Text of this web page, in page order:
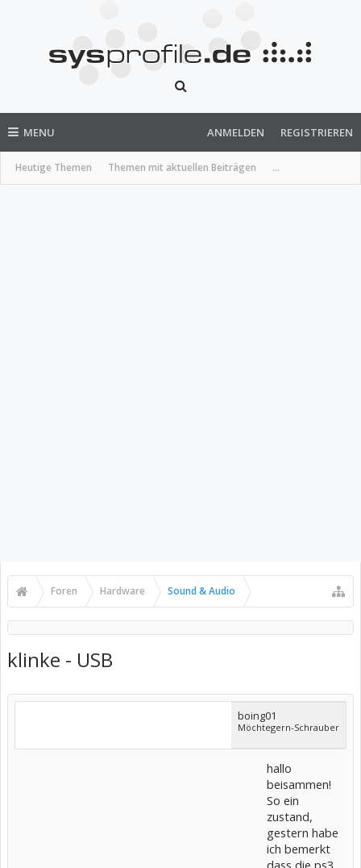
MENU
Heutige Themen Themen mit aktuellen Beiträgen ...
ANMELDEN REGISTRIEREN
Foren Hardware Sound & Audio
klinke - USB
boing01
Möchtegern-Schrauber
hallo
beisammen!
So ein
zustand,
gestern habe
ich bemerkt
dass die ps3